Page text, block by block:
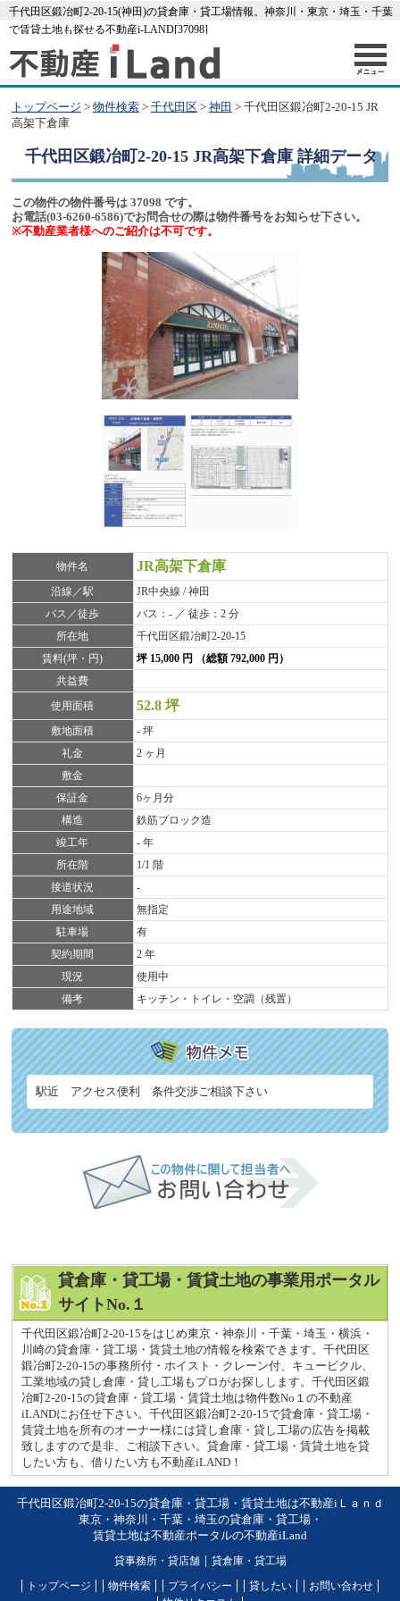
千代田区鍛冶町2-20-15(神田)の貸倉庫・貸工場情報。神奈川・東京・埼玉・千葉
で賃貸土地も探せる不動産i-LAND[37098]
トップページ > 物件検索> 千代田区> 神田 > 千代田区鍛冶町2-20-15 JR
高架下倉庫
千代田区鍛冶町2-20-15 JR高架下倉庫詳細データ
この物件の物件番号は 37098 です。
お電話(03-6260-6586)でお問合せの際は物件番号をお知らせ下さい。
※不動産業者様へのご紹介は不可です。
物件名 JR高架下倉庫
沿線／駅
JR中央線 / 神田
バス／徒歩
バス：- ／ 徒歩：2 分
所在地
千代田区鍛冶町2-20-15
賃料(坪・円)
坪 15,000 円 （総額 792,000 円）
共益費
使用面積
52.8 坪
敷地面積
- 坪
礼金
2 ヶ月
敷金
保証金
6ヶ月分
構造
鉄筋ブロック造
竣工年
- 年
所在階
1/1 階
接道状況
-
用途地域
無指定
駐車場
有
契約期間
2 年
現況
使用中
備考
キッチン・トイレ・空調（残置）
駅近 アクセス便利 条件交渉ご相談下さい
貸倉庫・貸工場・賃貸土地の事業用ポータル
サイトNo.１
千代田区鍛冶町2-20-15をはじめ東京・神奈川・千葉・埼玉・横浜・
川崎の貸倉庫・貸工場・賃貸土地の情報を検索できます。千代田区
鍛冶町2-20-15の事務所付・ホイスト・クレーン付、キュービクル、
工業地域の貸し倉庫・貸し工場もプロがお探しします。千代田区鍛
冶町2-20-15の貸倉庫・貸工場・賃貸土地は物件数No１の不動産
iLANDにお任せ下さい。千代田区鍛冶町2-20-15で貸倉庫・貸工場・
賃貸土地を所有のオーナー様には貸し倉庫・貸し工場の広告を掲載
致しますので是非、ご相談下さい。貸倉庫・貸工場・賃貸土地を貸
したい方も、借りたい方も不動産iLAND！
千代田区鍛冶町2-20-15の貸倉庫・貸工場・賃貸土地は不動産iＬａｎｄ
東京・神奈川・千葉・埼玉の貸倉庫・貸工場・
賃貸土地は不動産ポータルの不動産iLand
貸事務所・貸店舗｜ 貸倉庫・貸工場
トップページ
物件検索 プライバシー 貸したい
お問い合わせ